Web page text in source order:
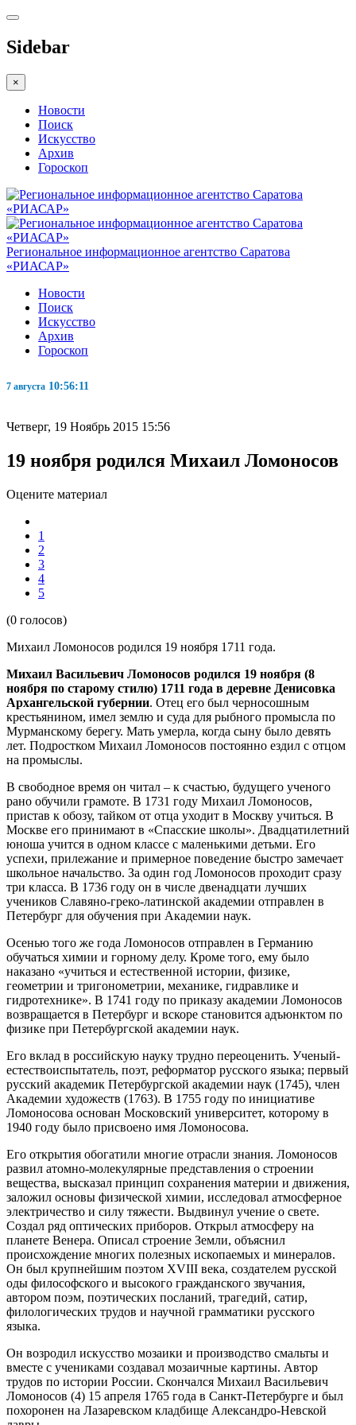
Sidebar
×
Новости
Поиск
Искусство
Архив
Гороскоп
Региональное информационное агентство Саратова
«РИАСАР»
Новости
Поиск
Искусство
Архив
Гороскоп
7 августа 10:56:12
Четверг, 19 Ноябрь 2015 15:56
19 ноября родился Михаил Ломоносов
Оцените материал
1
2
3
4
5
(0 голосов)
Михаил Ломоносов родился 19 ноября 1711 года.
Михаил Васильевич Ломоносов родился 19 ноября (8
ноября по старому стилю) 1711 года в деревне Денисовка
Архангельской губернии. Отец его был черносошным
крестьянином, имел землю и суда для рыбного промысла по
Мурманскому берегу. Мать умерла, когда сыну было девять
лет. Подростком Михаил Ломоносов постоянно ездил с отцом
на промыслы.
В свободное время он читал – к счастью, будущего ученого
рано обучили грамоте. В 1731 году Михаил Ломоносов,
пристав к обозу, тайком от отца уходит в Москву учиться. В
Москве его принимают в «Спасские школы». Двадцатилетний
юноша учится в одном классе с маленькими детьми. Его
успехи, прилежание и примерное поведение быстро замечает
школьное начальство. За один год Ломоносов проходит сразу
три класса. В 1736 году он в числе двенадцати лучших
учеников Славяно-греко-латинской академии отправлен в
Петербург для обучения при Академии наук.
Осенью того же года Ломоносов отправлен в Германию
обучаться химии и горному делу. Кроме того, ему было
наказано «учиться и естественной истории, физике,
геометрии и тригонометрии, механике, гидравлике и
гидротехнике». В 1741 году по приказу академии Ломоносов
возвращается в Петербург и вскоре становится адъюнктом по
физике при Петербургской академии наук.
Его вклад в российскую науку трудно переоценить. Ученый-
естествоиспытатель, поэт, реформатор русского языка; первый
русский академик Петербургской академии наук (1745), член
Академии художеств (1763). В 1755 году по инициативе
Ломоносова основан Московский университет, которому в
1940 году было присвоено имя Ломоносова.
Его открытия обогатили многие отрасли знания. Ломоносов
развил атомно-молекулярные представления о строении
вещества, высказал принцип сохранения материи и движения,
заложил основы физической химии, исследовал атмосферное
электричество и силу тяжести. Выдвинул учение о свете.
Создал ряд оптических приборов. Открыл атмосферу на
планете Венера. Описал строение Земли, объяснил
происхождение многих полезных ископаемых и минералов.
Он был крупнейшим поэтом XVIII века, создателем русской
оды философского и высокого гражданского звучания,
автором поэм, поэтических посланий, трагедий, сатир,
филологических трудов и научной грамматики русского
языка.
Он возродил искусство мозаики и производство смальты и
вместе с учениками создавал мозаичные картины. Автор
трудов по истории России. Скончался Михаил Васильевич
Ломоносов (4) 15 апреля 1765 года в Санкт-Петербурге и был
похоронен на Лазаревском кладбище Александро-Невской